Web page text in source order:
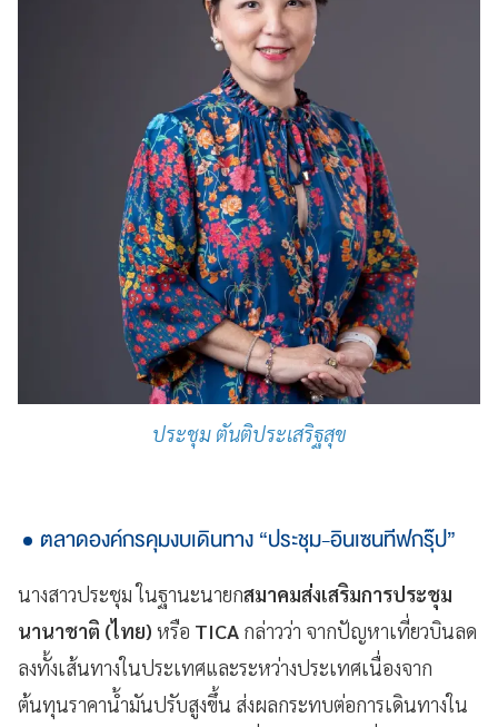
ประชุม ตันติประเสริฐสุข
ตลาดองค์กรคุมงบเดินทาง “ประชุม-อินเซนทีฟกรุ๊ป”
นางสาวประชุม ในฐานะนายกสมาคมส่งเสริมการประชุม
นานาชาติ (ไทย) หรือ TICA กล่าวว่า จากปัญหาเที่ยวบินลด
ลงทั้งเส้นทางในประเทศและระหว่างประเทศเนื่องจาก
ต้นทุนราคาน้ำมันปรับสูงขึ้น ส่งผลกระทบต่อการเดินทางใน